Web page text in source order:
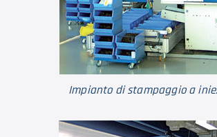
Impianto di stampaggio a